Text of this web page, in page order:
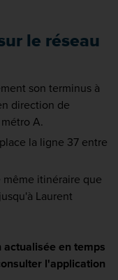
le réseau
son terminus à
direction de
A.
la ligne 37 entre
itinéraire que
Laurent
en temps
l'application